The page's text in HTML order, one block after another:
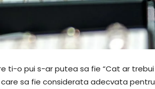
ti-o pui s-ar putea sa fie “Cat ar trebui
care sa fie considerata adecvata pentru